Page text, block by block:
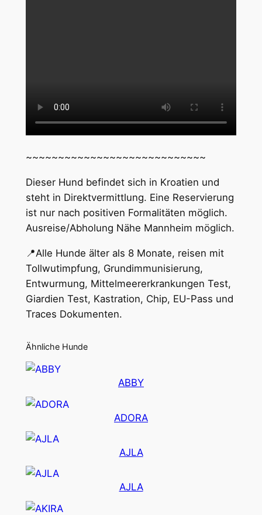
~~~~~~~~~~~~~~~~~~~~~~~~~~~~
Dieser Hund befindet sich in Kroatien und
steht in Direktvermittlung. Eine Reservierung
ist nur nach positiven Formalitäten möglich.
Ausreise/Abholung Nähe Mannheim möglich.
📍Alle Hunde älter als 8 Monate, reisen mit
Tollwutimpfung, Grundimmunisierung,
Entwurmung, Mittelmeererkrankungen Test,
Giardien Test, Kastration, Chip, EU-Pass und
Traces Dokumenten.
Ähnliche Hunde
ABBY
ADORA
AJLA
AJLA